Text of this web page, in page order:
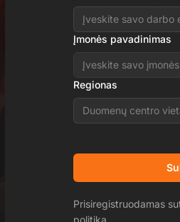
Įmonės pavadinimas
Regionas
Duomenų centro
Prisiregistruodamas
politika.